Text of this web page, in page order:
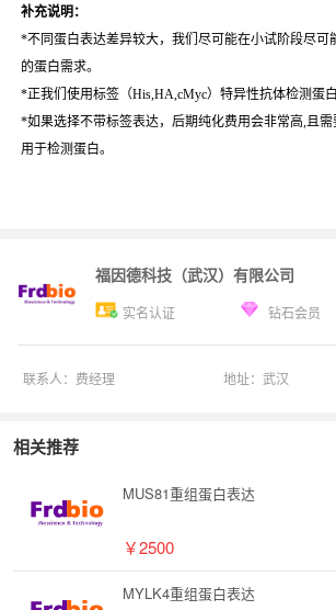
补充说明：
*不同蛋白表达差异较大，我们尽可能在小试阶段尽可
的蛋白需求。
*正我们使用标签（His,HA,cMyc）特异性抗体检测蛋
*如果选择不带标签表达，后期纯化费用会非常高,且
用于检测蛋白。
福因德科技（武汉）有限公司
实名认证 钻石会员
联系人： 费经理 地址： 武汉
相关推荐
MUS81重组蛋白表达
￥2500
MYLK4重组蛋白表达